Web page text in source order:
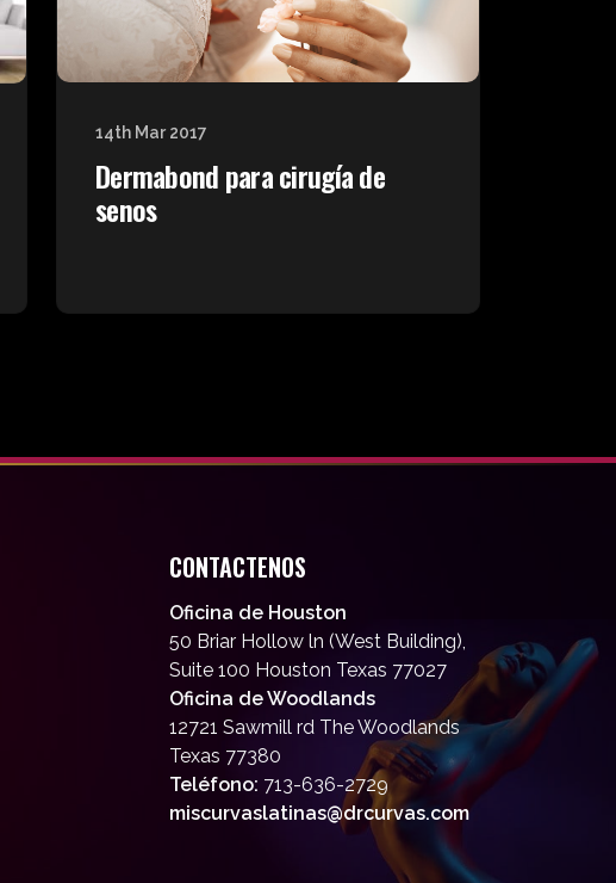
14th Mar 2017
Dermabond para cirugía de
senos
CONTACTENOS
Oficina de Houston
50 Briar Hollow ln (West Building),
Suite 100 Houston Texas 77027
Oficina de Woodlands
12721 Sawmill rd The Woodlands
Texas 77380
Teléfono: 713-636-2729
miscurvaslatinas@drcurvas.com